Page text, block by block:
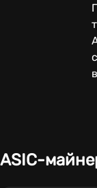
ASIC-